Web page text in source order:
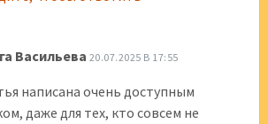
Васильева 20.07.2025 В 17:55
написана очень доступным
даже для тех, кто совсем не